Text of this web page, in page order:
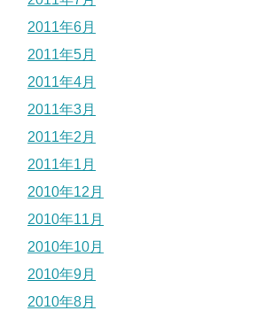
2011年6月
2011年5月
2011年4月
2011年3月
2011年2月
2011年1月
2010年12月
2010年11月
2010年10月
2010年9月
2010年8月